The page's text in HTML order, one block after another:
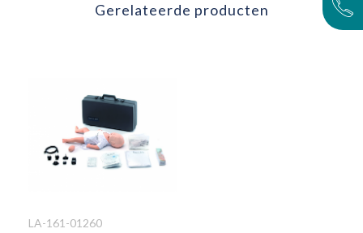
Gerelateerde producten
LA-161-01260